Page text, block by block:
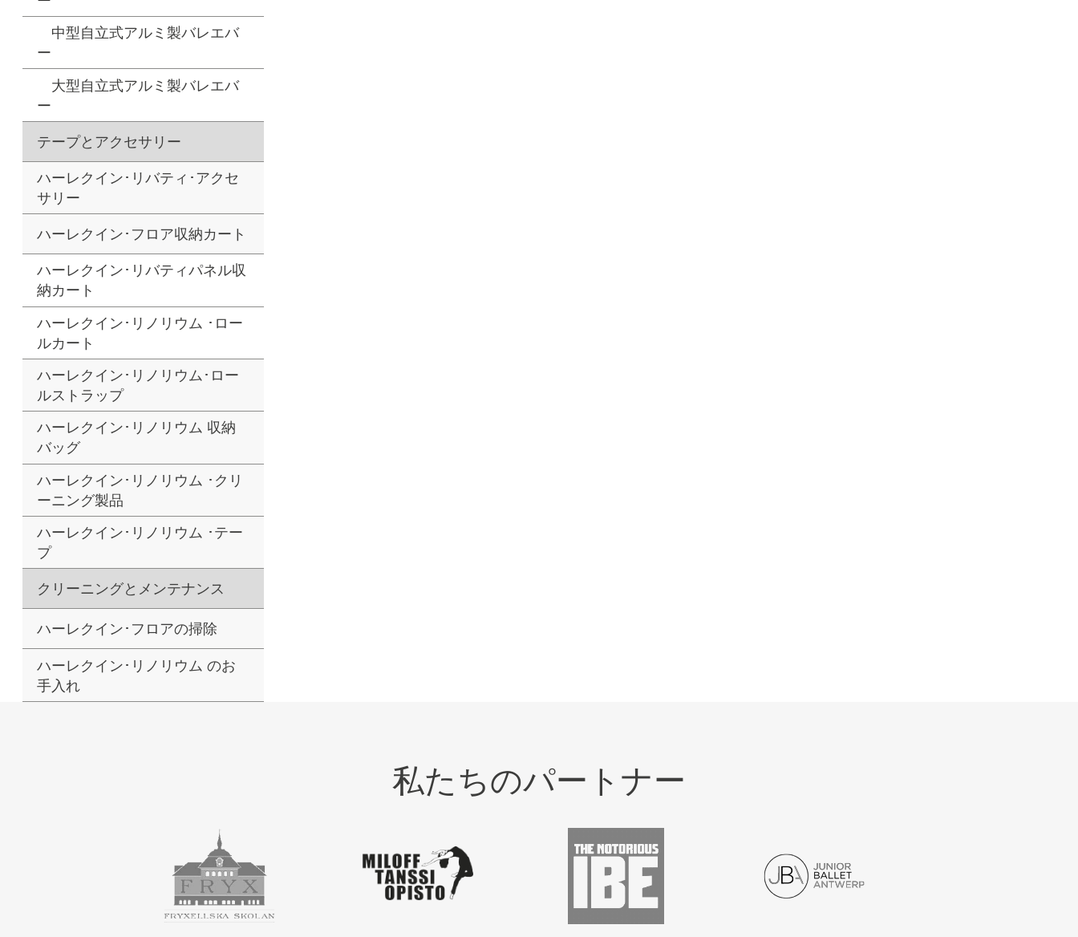
中型自立式アルミ製バレエバ
ー
大型自立式アルミ製バレエバ
ー
テープとアクセサリー
ハーレクイン･リバティ･アクセ
サリー
ハーレクイン･フロア収納カート
ハーレクイン･リバティパネル収
納カート
ハーレクイン･リノリウム ･ロー
ルカート
ハーレクイン･リノリウム･ロー
ルストラップ
ハーレクイン･リノリウム 収納
バッグ
ハーレクイン･リノリウム ･クリ
ーニング製品
ハーレクイン･リノリウム ･テー
プ
クリーニングとメンテナンス
ハーレクイン･フロアの掃除
ハーレクイン･リノリウム のお
手入れ
私たちのパートナー